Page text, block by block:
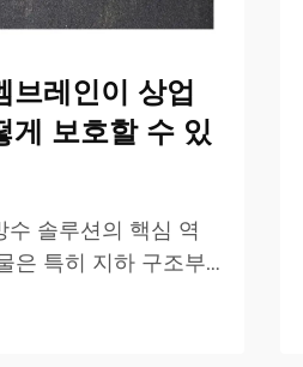
브레인이 상업
게 보호할 수 있
수 솔루션의 핵심 역
은 특히 지하 구조부
산이다. 지하 방수용